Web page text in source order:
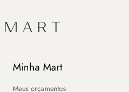
Minha Mart
Meus orçamentos